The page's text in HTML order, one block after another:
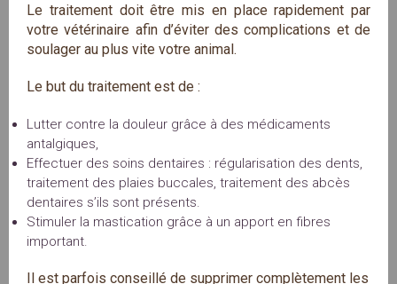
Le traitement doit être mis en place rapidement par
votre vétérinaire afin d’éviter des complications et de
soulager au plus vite votre animal.
Le but du traitement est de :
Lutter contre la douleur grâce à des médicaments
antalgiques,
Effectuer des soins dentaires : régularisation des dents,
traitement des plaies buccales, traitement des abcès
dentaires s’ils sont présents.
Stimuler la mastication grâce à un apport en fibres
important.
Il est parfois conseillé de supprimer complètement les